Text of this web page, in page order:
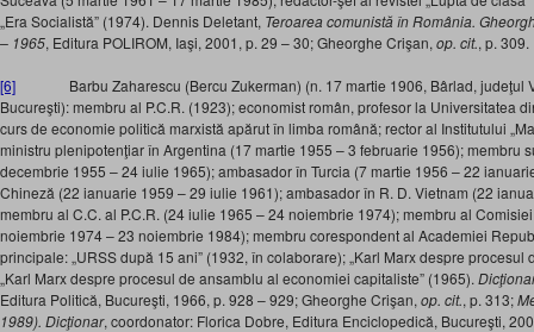
„Era Socialistă” (1974). Dennis Deletant, Teroarea comunistă în România.
– 1965, Editura POLIROM, Iaşi, 2001, p. 29 – 30; Gheorghe Crişan, op. cit., p. 309.
[6] Barbu Zaharescu (Bercu Zukerman) (n. 17 martie 1906, Bârlad, judeţul
Bucureşti): membru al P.C.R. (1923); economist român, profesor la Universitatea
curs de economie politică marxistă apărut în limba română; rector al Institutului
ministru plenipotenţiar în Argentina (17 martie 1955 – 3 februarie 1956); membru
decembrie 1955 – 24 iulie 1965); ambasador în Turcia (7 martie 1956 – 22
Chineză (22 ianuarie 1959 – 29 iulie 1961); ambasador în R. D. Vietnam (22
membru al C.C. al P.C.R. (24 iulie 1965 – 24 noiembrie 1974); membru al
noiembrie 1974 – 23 noiembrie 1984); membru corespondent al Academiei
principale: „URSS după 15 ani” (1932, în colaborare); „Karl Marx despre
„Karl Marx despre procesul de ansamblu al economiei capitaliste” (1965).
Editura Politică, Bucureşti, 1966, p. 928 – 929; Gheorghe Crişan, op. cit., p. 313;
1989). Dicţionar, coordonator: Florica Dobre, Editura Enciclopedică, Bucureşti,